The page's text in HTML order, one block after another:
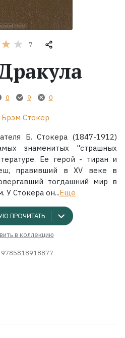
7
0 9 0
Брэм Стокер
Б. Стокера (1847-1912)
знаменитых "страшных
Ее герой - тиран и
правивший в XV веке в
тогдашний мир в
У Стокера он...Ещё
ПРОЧИТАТЬ
в коллекцию
9785818918877